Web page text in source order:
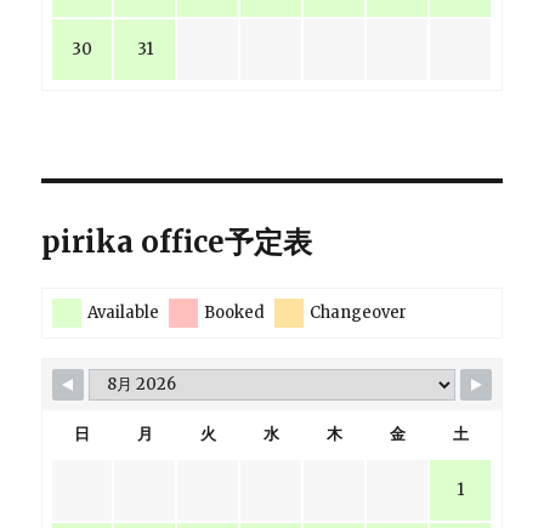
30 31
pirika office予定表
Available Booked Changeover
日 月 火 水 木 金 土
1